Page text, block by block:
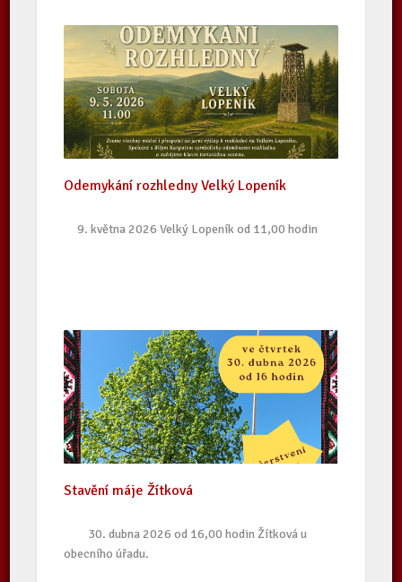
Odemykání rozhledny Velký Lopeník
9. května 2026 Velký Lopeník od 11,00 hodin
Stavění máje Žítková
30. dubna 2026 od 16,00 hodin Žítková u
obecního úřadu.